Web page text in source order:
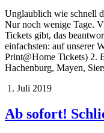
Unglaublich wie schnell
Nur noch wenige Tage.
Tickets gibt, das
einfachsten: auf unserer
Print@Home Tickets) 2.
Hachenburg, Mayen,
1. Juli 2019
Ab sofort!